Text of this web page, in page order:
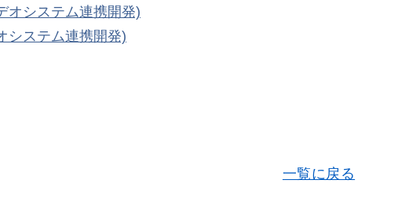
オシステム連携開発)
システム連携開発)
一覧に戻る